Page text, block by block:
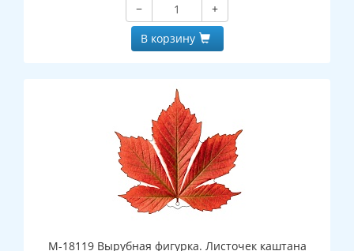
−
+
В корзину
М-18119 Вырубная фигурка. Листочек каштана